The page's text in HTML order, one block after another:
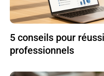
5 conseils pour
professionnels